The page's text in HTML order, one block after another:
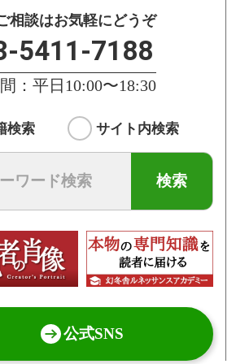
相談はお気軽にどうぞ
5411-7188
：平日10:00〜18:30
検索 サイト内検索
検索
公式SNS